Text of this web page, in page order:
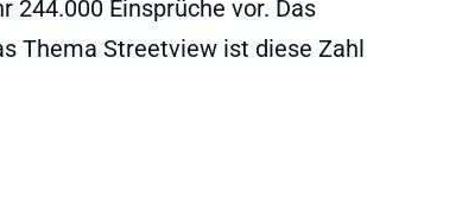
Einsprüche vor. Das
Thema Streetview ist diese Zahl